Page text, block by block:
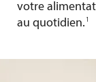
votre
au quotidien. 1